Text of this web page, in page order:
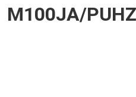
M100JA/